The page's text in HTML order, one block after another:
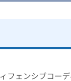
フェンシブコー